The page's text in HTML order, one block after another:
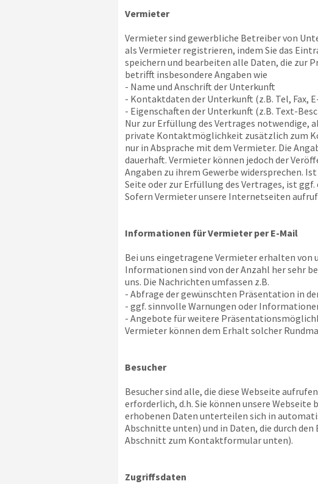
Vermieter
Vermieter sind gewerbliche Betreiber von
als Vermieter registrieren, indem Sie das
speichern und bearbeiten alle Daten, die zur
betrifft insbesondere Angaben wie
- Name und Anschrift der Unterkunft
- Kontaktdaten der Unterkunft (z.B. Tel, Fax,
- Eigenschaften der Unterkunft (z.B. Text-
Nur zur Erfüllung des Vertrages notwendige,
private Kontaktmöglichkeit zusätzlich zum
nur in Absprache mit dem Vermieter. Die
dauerhaft. Vermieter können jedoch der
Angaben zu ihrem Gewerbe widersprechen.
Seite oder zur Erfüllung des Vertrages, ist
Sofern Vermieter unsere Internetseiten
Informationen für Vermieter per E-Mail
Bei uns eingetragene Vermieter erhalten
Informationen sind von der Anzahl her sehr
uns. Die Nachrichten umfassen z.B.
- Abfrage der gewünschten Präsentation in
- ggf. sinnvolle Warnungen oder
- Angebote für weitere
Vermieter können dem Erhalt solcher
Besucher
Besucher sind alle, die diese Webseite
erforderlich, d.h. Sie können unsere Webseite
erhobenen Daten unterteilen sich in
Abschnitte unten) und in Daten, die durch
Abschnitt zum Kontaktformular unten).
Zugriffsdaten